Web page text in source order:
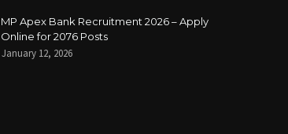
MP Apex Bank Recruitment 2026 – Apply
Online for 2076 Posts
January 12, 2026